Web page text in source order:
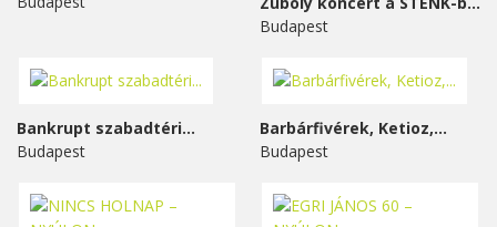
Budapest
Bankrupt szabadtéri...
Budapest
Barbárfivérek, Ketioz,...
Budapest